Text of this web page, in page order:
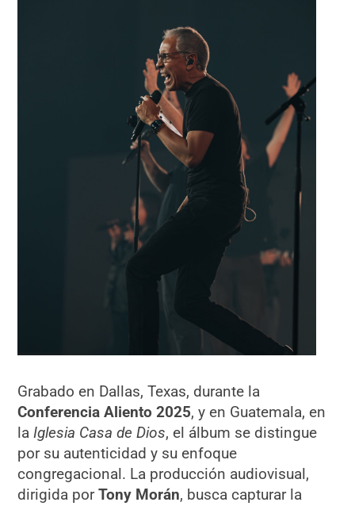
Grabado en Dallas, Texas, durante la
Conferencia Aliento 2025, y en Guatemala, en
laIglesia Casa de Dios, el álbum se distingue
por su autenticidad y su enfoque
congregacional. La producción audiovisual,
dirigida porTony Morán, busca capturar la